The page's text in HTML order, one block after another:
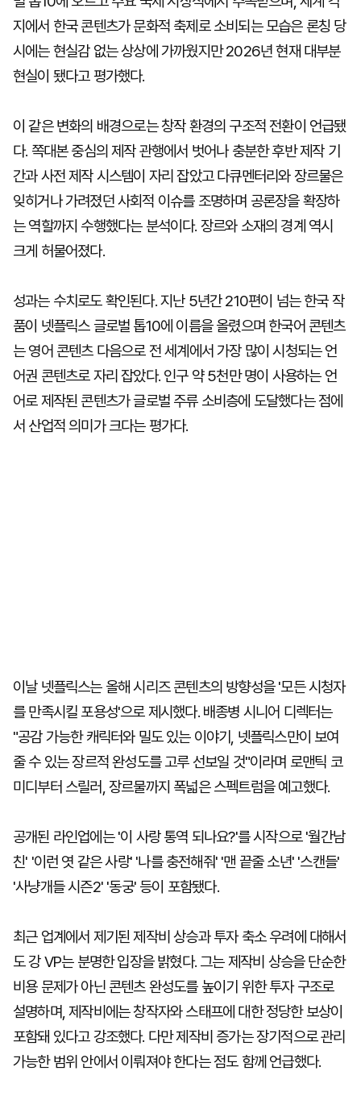
지에서 한국 콘텐츠가 문화적 축제로 소비되는 모습은 론칭 당
시에는 현실감 없는 상상에 가까웠지만 2026년 현재 대부분
현실이 됐다고 평가했다.
이 같은 변화의 배경으로는 창작 환경의 구조적 전환이 언급됐
다. 쪽대본 중심의 제작 관행에서 벗어나 충분한 후반 제작 기
간과 사전 제작 시스템이 자리 잡았고 다큐멘터리와 장르물은
잊히거나 가려졌던 사회적 이슈를 조명하며 공론장을 확장하
는 역할까지 수행했다는 분석이다. 장르와 소재의 경계 역시
크게 허물어졌다.
성과는 수치로도 확인된다. 지난 5년간 210편이 넘는 한국 작
품이 넷플릭스 글로벌 톱10에 이름을 올렸으며 한국어 콘텐츠
는 영어 콘텐츠 다음으로 전 세계에서 가장 많이 시청되는 언
어권 콘텐츠로 자리 잡았다. 인구 약 5천만 명이 사용하는 언
어로 제작된 콘텐츠가 글로벌 주류 소비층에 도달했다는 점에
서 산업적 의미가 크다는 평가다.
이날 넷플릭스는 올해 시리즈 콘텐츠의 방향성을 '모든 시청자
를 만족시킬 포용성'으로 제시했다. 배종병 시니어 디렉터는
"공감 가능한 캐릭터와 밀도 있는 이야기, 넷플릭스만이 보여
줄 수 있는 장르적 완성도를 고루 선보일 것"이라며 로맨틱 코
미디부터 스릴러, 장르물까지 폭넓은 스펙트럼을 예고했다.
공개된 라인업에는 '이 사랑 통역 되나요?'를 시작으로 '월간남
친' '이런 엿 같은 사랑' '나를 충전해줘' '맨 끝줄 소년' '스캔들'
'사냥개들 시즌2' '동궁' 등이 포함됐다.
최근 업계에서 제기된 제작비 상승과 투자 축소 우려에 대해서
도 강 VP는 분명한 입장을 밝혔다. 그는 제작비 상승을 단순한
비용 문제가 아닌 콘텐츠 완성도를 높이기 위한 투자 구조로
설명하며, 제작비에는 창작자와 스태프에 대한 정당한 보상이
포함돼 있다고 강조했다. 다만 제작비 증가는 장기적으로 관리
가능한 범위 안에서 이뤄져야 한다는 점도 함께 언급했다.